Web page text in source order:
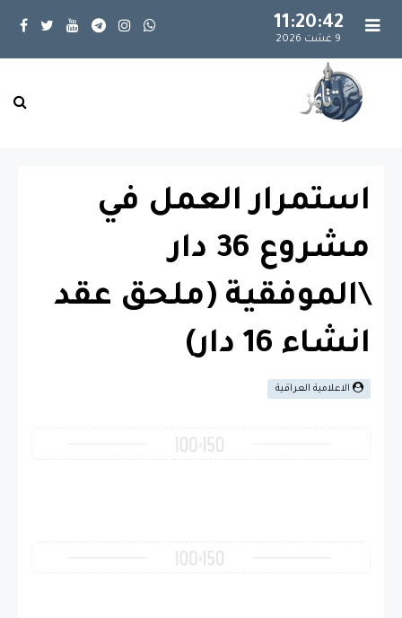
11:20:43
9 غشت 2026
استمرار العمل في
مشروع 36 دار
\الموفقية (ملحق عقد
انشاء 16 دار)
الاعلامية العراقية